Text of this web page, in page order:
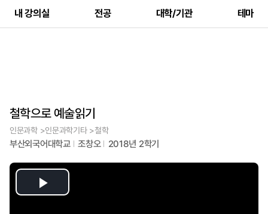
내 강의실 전공 대학/기관 테마
철학으로 예술읽기
인문과학 >인문과학기타 >철학
부산외국어대학교 조창오 2018년 2학기
Play